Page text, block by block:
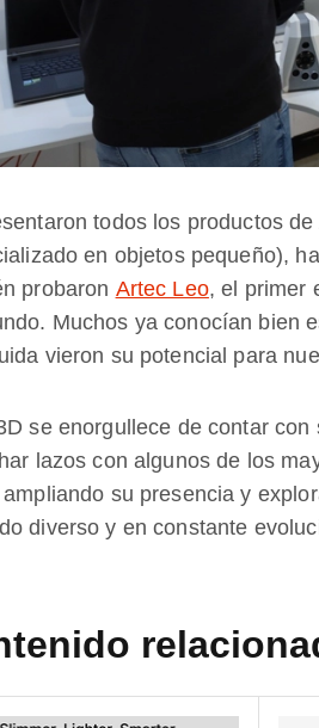
todos los productos
en objetos pequeño),
probaron Artec Leo, el primer
Muchos ya conocían bien
vieron su potencial para
se enorgullece de contar
lazos con algunos de los
su presencia y
diverso y en constante